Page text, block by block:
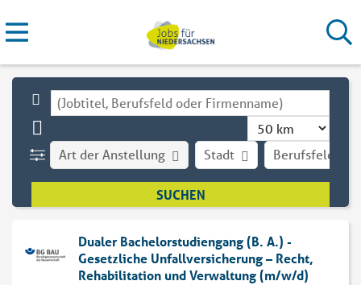
Stadt
Art der Anstellung Berufsfeld
Dualer Bachelorstudiengang (B. A.) -
Gesetzliche Unfallversicherung – Recht,
Rehabilitation und Verwaltung (m/w/d)